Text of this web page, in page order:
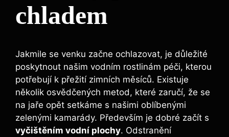
chladem
Jakmile se venku začne ochlazovat, je důležité
poskytnout našim vodním rostlinám péči, kterou
potřebují k přežití zimních měsíců. Existuje
několik osvědčených metod, které zaručí, že se
na jaře opět setkáme s našimi oblíbenými
zelenými kamarády. Především je dobré začít s
vyčištěním vodní plochy. Odstranění